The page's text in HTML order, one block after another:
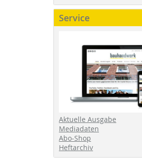
Service
Aktuelle Ausgabe
Mediadaten
Abo-Shop
Heftarchiv